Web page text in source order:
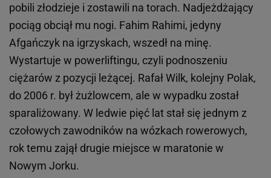
pobili złodzieje i zostawili na torach. Nadjeżdżający
pociąg obciął mu nogi. Fahim Rahimi, jedyny
Afgańczyk na igrzyskach, wszedł na minę.
Wystartuje w powerliftingu, czyli podnoszeniu
ciężarów z pozycji leżącej. Rafał Wilk, kolejny Polak,
do 2006 r. był żużlowcem, ale w wypadku został
sparaliżowany. W ledwie pięć lat stał się jednym z
czołowych zawodników na wózkach rowerowych,
rok temu zajął drugie miejsce w maratonie w
Nowym Jorku.